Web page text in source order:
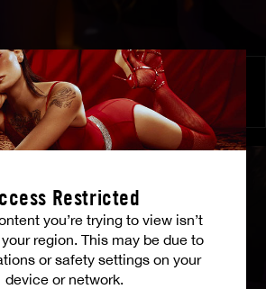
Restricted
you’re trying to view isn’t
region. This may be due to
or safety settings on your
device or network.